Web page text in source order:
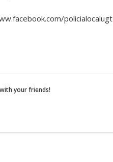
policialocalugt
your friends!